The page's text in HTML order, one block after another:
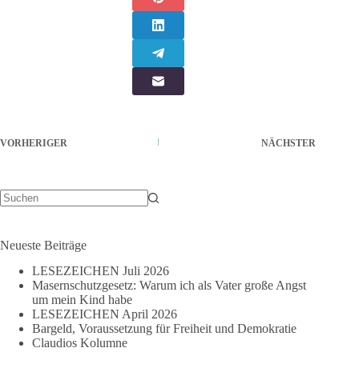
VORHERIGER NÄCHSTER
Neueste Beiträge
LESEZEICHEN Juli 2026
Masernschutzgesetz: Warum ich als Vater große Angst
um mein Kind habe
LESEZEICHEN April 2026
Bargeld, Voraussetzung für Freiheit und Demokratie
Claudios Kolumne